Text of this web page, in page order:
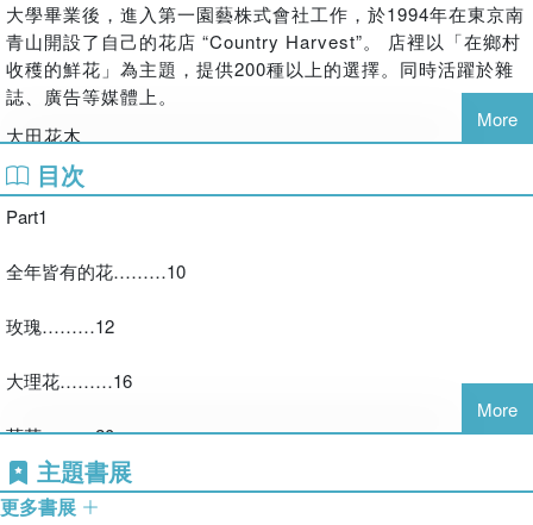
頼鼸花名資訊&花的身世故事、特色通通告訴你
你認識多少種花兒呢? 你知道有些植物的葉子也很美可以拿來妝點
空間嗎？原來植物們的果實也千姿百樣、可愛又充滿造型，而且認
識更多你不太熟悉的花材後，相信對於空間裝飾或是想送人花禮
頼鼼同一種花竟然品種百百種
同一種花竟然有這麼多不同的花形！單瓣、複瓣、圓形、變異型、
顏色等，多知道一些，讓下次家居插花裝飾空間時，即使每次都只
想選同一種花，但透過不同品種，也能次次都充滿新鮮感呢！
頼鼸買花也要精挑細選
大學畢業後，進入第一園藝株式會社工作，於1994年在東京南
青山開設了自己的花店 “Country Harvest”。 店裡以「在鄉村
收穫的鮮花」為主題，提供200種以上的選擇。同時活躍於雜
誌、廣告等媒體上。
大田花木
日本最大花卉市場之一
以數量和價值而言，大田花木是日本最大的花卉市場之一，也
業者之一。作為花木生產者、零售和量販店的連接橋梁，與超
譯者簡介
土到會掉渣的金牛座女子，熱愛一切與美有關的事物，從美
食、美景到美色都來者不拒，經由翻譯，任意徜徉在無垠書海
間。
More
目次
Part1
全年皆有的花………10
玫瑰………12
大理花………16
菊花………20
洋桔梗………24
More
主題書展
更多書展